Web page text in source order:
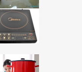
Autonics
đ